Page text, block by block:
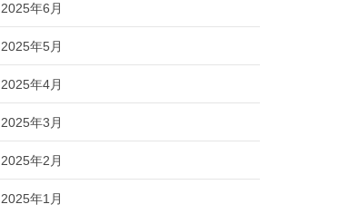
2025年6月
2025年5月
2025年4月
2025年3月
2025年2月
2025年1月